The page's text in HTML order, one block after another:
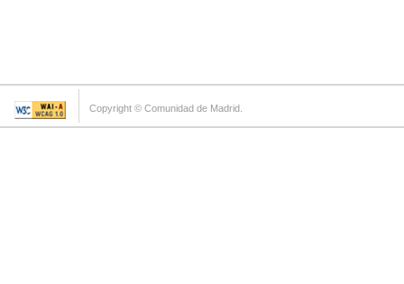
Copyright © Comunidad de Madrid.